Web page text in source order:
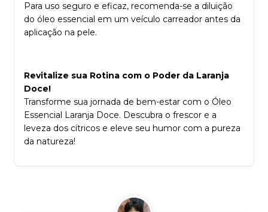
Para uso seguro e eficaz, recomenda-se a diluição
do óleo essencial em um veículo carreador antes da
aplicação na pele.
Revitalize sua Rotina com o Poder da Laranja
Doce!
Transforme sua jornada de bem-estar com o Óleo
Essencial Laranja Doce. Descubra o frescor e a
leveza dos cítricos e eleve seu humor com a pureza
da natureza!